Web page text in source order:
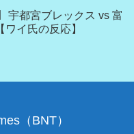
宇都宮ブレックス vs 富
イ氏の反応】
（BNT）